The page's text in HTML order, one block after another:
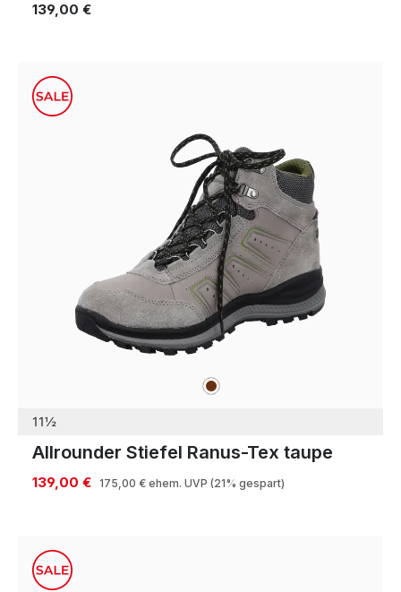
139,00 €
braun
11½
Allrounder Stiefel Ranus-Tex taupe
139,00 € 175,00 € ehem. UVP (21% gespart)